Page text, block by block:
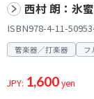
西村 朗：氷蜜
ISBN978-4-11-
管楽器／打楽器 フ
JPY: 1,600yen